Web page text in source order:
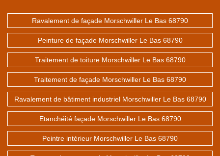
Ravalement de façade Morschwiller Le Bas 68790
Peinture de façade Morschwiller Le Bas 68790
Traitement de toiture Morschwiller Le Bas 68790
Traitement de façade Morschwiller Le Bas 68790
Ravalement de bâtiment industriel Morschwiller Le Bas 68790
Etanchéité façade Morschwiller Le Bas 68790
Peintre intérieur Morschwiller Le Bas 68790